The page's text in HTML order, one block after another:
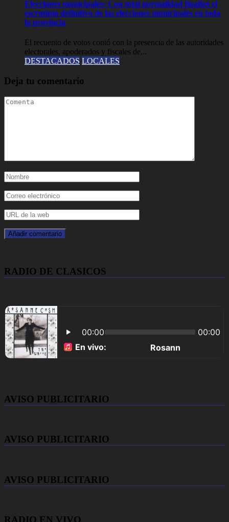
Elecciones municipales: Con total normalidad finalizó el
escrutinio definitivo de las elecciones municipales en toda
la provincia
El recuento de votos contó con la presencia de las autoridades
electorales, apoderados y fiscales de...
DESTACADOS LOCALES
Deja tu comentario
RADIO DE CLASICOS
AVISO PUBLICITARIO
AVISO PUBLICITARIO
AVISO PUBLICITARIO
RADIO EN VIVO